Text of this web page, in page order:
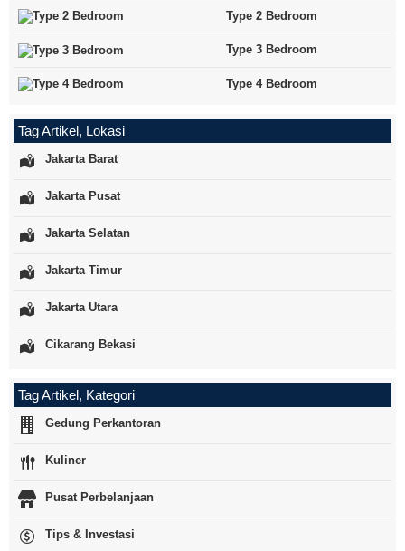
Type 2 Bedroom
Type 3 Bedroom
Type 4 Bedroom
Tag Artikel, Lokasi
Jakarta Barat
Jakarta Pusat
Jakarta Selatan
Jakarta Timur
Jakarta Utara
Cikarang Bekasi
Tag Artikel, Kategori
Gedung Perkantoran
Kuliner
Pusat Perbelanjaan
Tips & Investasi